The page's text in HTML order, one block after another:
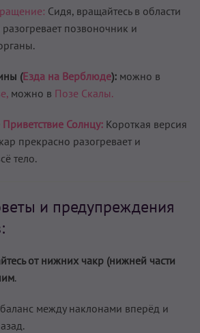
Сидя, вращайтесь в области
позвоночник и
(Езда на Верблюде): можно в
можно в Позе Скалы.
Приветствие Солнцу: Короткая версия
прекрасно разогревает и
тело.
и предупреждения
от нижних чакр (нижней части
.
между наклонами вперёд и